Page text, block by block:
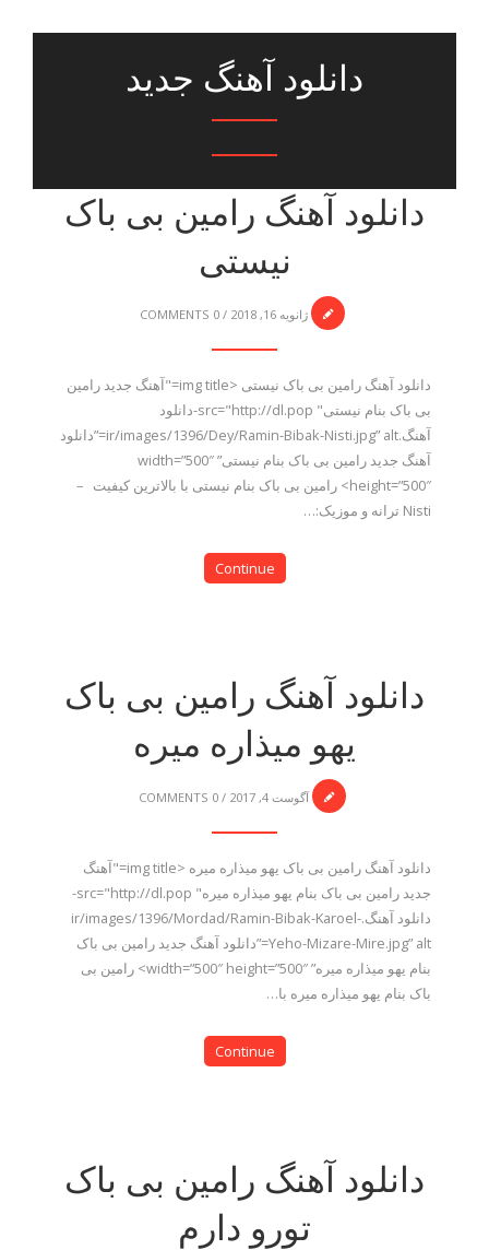
دانلود آهنگ جدید
دانلود آهنگ رامین بی باک
نیستی
ژانویه 16, 2018 /
0 COMMENTS
دانلود آهنگ رامین بی باک نیستی <img title="آهنگ جدید رامین
بی باک بنام نیستی" src="http://dl.pop-دانلود
آهنگ.ir/images/1396/Dey/Ramin-Bibak-Nisti.jpg” alt=”دانلود
آهنگ جدید رامین بی باک بنام نیستی” width=”500″
height=”500″> رامین بی باک بنام نیستی با بالاترین کیفیت –
Nisti ترانه و موزیک:…
Continue
دانلود آهنگ رامین بی باک
یهو میذاره میره
آگوست 4, 2017 /
0 COMMENTS
دانلود آهنگ رامین بی باک یهو میذاره میره <img title="آهنگ
جدید رامین بی باک بنام یهو میذاره میره" src="http://dl.pop-
دانلود آهنگ.ir/images/1396/Mordad/Ramin-Bibak-Karoel-
Yeho-Mizare-Mire.jpg” alt=”دانلود آهنگ جدید رامین بی باک
بنام یهو میذاره میره” width=”500″ height=”500″> رامین بی
باک بنام یهو میذاره میره با…
Continue
دانلود آهنگ رامین بی باک
تورو دارم